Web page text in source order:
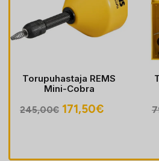
Torupuhastaja REMS
Mini-Cobra
245,00€ Algne
171,50€Praegune